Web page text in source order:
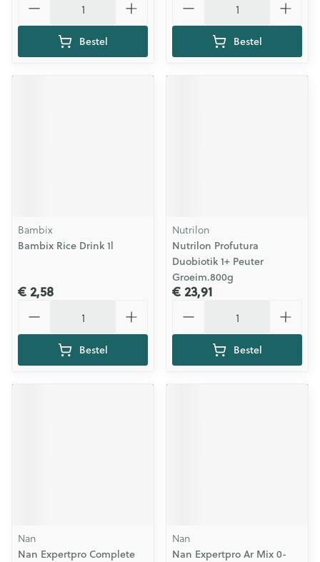
Bestel Bestel
Bambix
Bambix Rice Drink 1l
€ 2,58
Bestel
Nutrilon
Nutrilon Profutura
Duobiotik 1+ Peuter
Groeim.800g
€ 23,91
Bestel
Nan
Nan Expertpro Complete
Nan
Nan Expertpro Ar Mix 0-